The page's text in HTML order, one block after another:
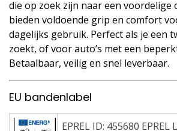
die op zoek zijn naar een voordelige
bieden voldoende grip en comfort
dagelijks gebruik. Perfect als je een
zoekt, of voor auto’s met een
Betaalbaar, veilig en snel leverbaar.
EU bandenlabel
EPREL ID: 455680 EPREL